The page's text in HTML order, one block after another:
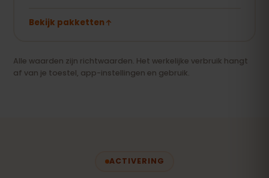
Bekijk pakketten
Alle waarden zijn richtwaarden. Het werkelijke verbruik hangt
af van je toestel, app-instellingen en gebruik.
ACTIVERING